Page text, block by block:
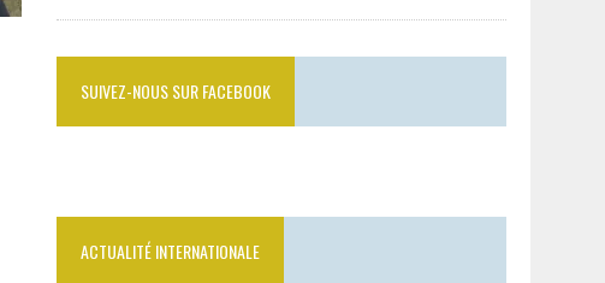
SUIVEZ-NOUS SUR FACEBOOK
ACTUALITÉ INTERNATIONALE